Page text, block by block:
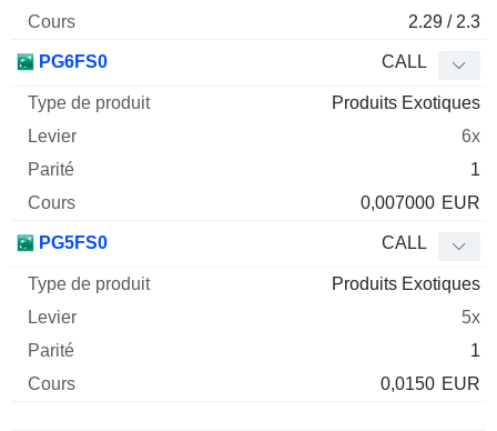
2.29 / 2.3
PG6FS0 CALL
Produits Exotiques
6x
1
0,007000 EUR
PG5FS0 CALL
Produits Exotiques
5x
1
0,0150 EUR